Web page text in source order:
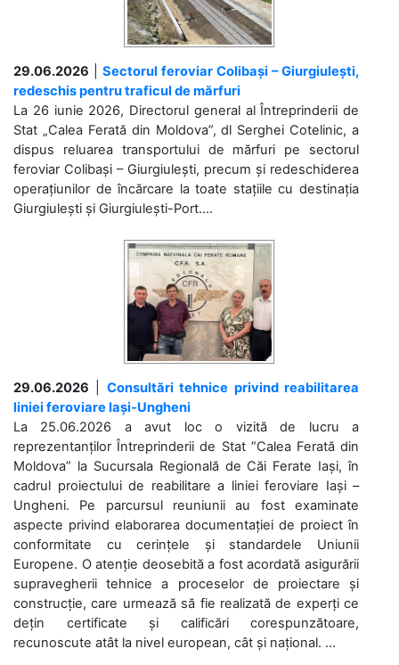
29.06.2026
Sectorul feroviar Colibași – Giurgiulești,
redeschis pentru traficul de mărfuri
La 26 iunie 2026, Directorul general al Întreprinderii de
Stat „Calea Ferată din Moldova”, dl Serghei Cotelinic, a
dispus reluarea transportului de mărfuri pe sectorul
feroviar Colibași – Giurgiulești, precum și redeschiderea
operațiunilor de încărcare la toate stațiile cu destinația
Giurgiulești și Giurgiulești-Port....
29.06.2026
Consultări tehnice privind reabilitarea
liniei feroviare Iași-Ungheni
La 25.06.2026 a avut loc o vizită de lucru a
reprezentanților Întreprinderii de Stat ”Calea Ferată din
Moldova” la Sucursala Regională de Căi Ferate Iași, în
cadrul proiectului de reabilitare a liniei feroviare Iași –
Ungheni. Pe parcursul reuniunii au fost examinate
aspecte privind elaborarea documentației de proiect în
conformitate cu cerințele și standardele Uniunii
Europene. O atenție deosebită a fost acordată asigurării
supravegherii tehnice a proceselor de proiectare și
construcție, care urmează să fie realizată de experți ce
dețin certificate și calificări corespunzătoare,
recunoscute atât la nivel european, cât și național. ...